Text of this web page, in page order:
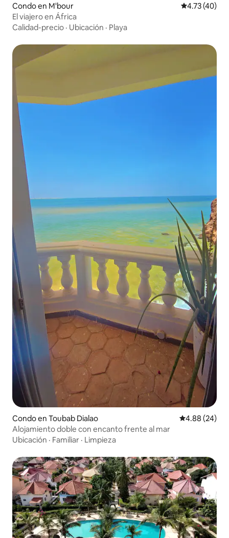
Condo en M'bour Calificación
4.73 (40)
El viajero en África
Calidad-precio · Ubicación · Playa
Condo en Toubab Dialao Calificación
4.88 (24)
Alojamiento doble con encanto frente al mar
Ubicación · Familiar · Limpieza